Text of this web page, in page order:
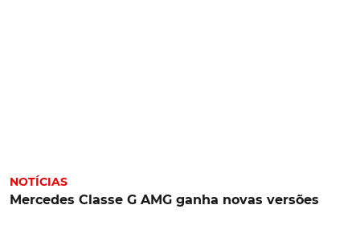
NOTÍCIAS
Mercedes Classe G AMG ganha novas versões